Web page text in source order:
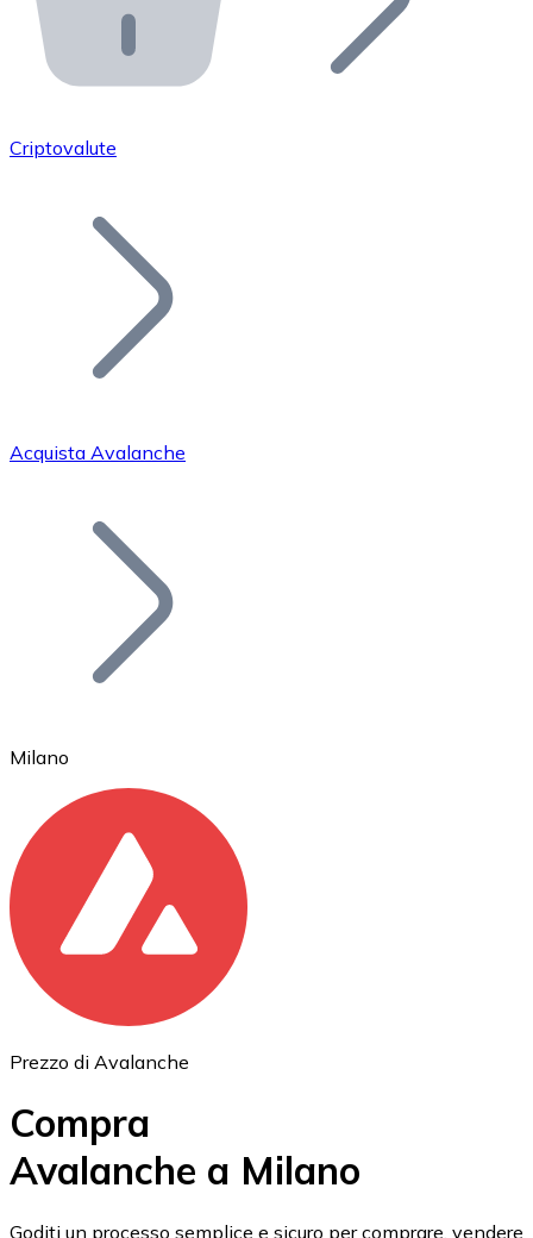
API Bitnovo
Integra la nostra API nel tuo ecosistema.
Unisciti alla nostra rete di rivenditori e
Aggiungi il token del tuo progetto al nostro servizio di
Bitcoin
Ethereum
ETH
USD Coin
Criptovalute
Acquista Avalanche
Milano
Prezzo di Avalanche
Compra
Avalanche a Milano
Goditi un processo semplice e sicuro per comprare, vendere